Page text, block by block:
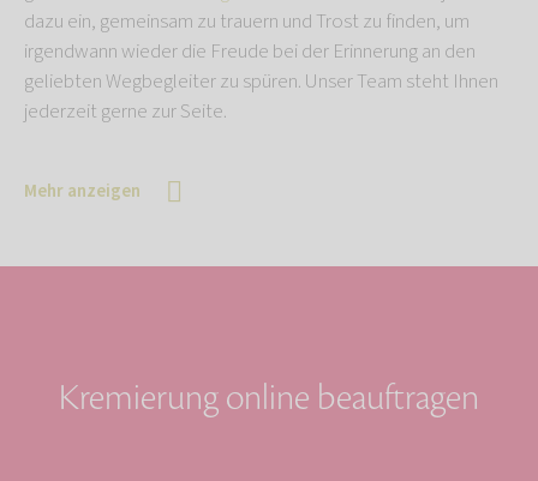
dazu ein, gemeinsam zu trauern und Trost zu finden, um
irgendwann wieder die Freude bei der Erinnerung an den
geliebten Wegbegleiter zu spüren. Unser Team steht Ihnen
jederzeit gerne zur Seite.
Mehr anzeigen
Kremierung online beauftragen